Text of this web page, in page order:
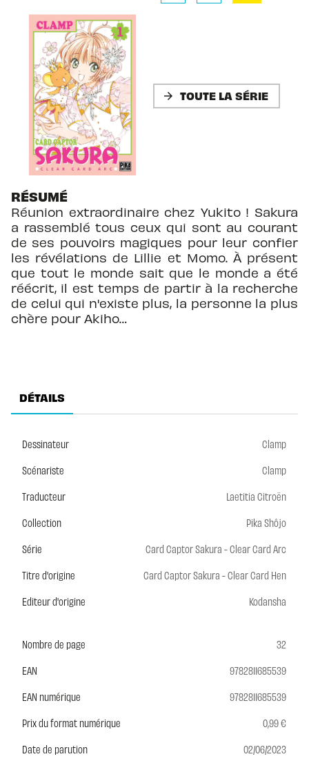
arrow_forward TOUTE LA SÉRIE
RÉSUMÉ
Réunion extraordinaire chez Yukito ! Sakura
a rassemblé tous ceux qui sont au courant
de ses pouvoirs magiques pour leur confier
les révélations de Lillie et Momo. À présent
que tout le monde sait que le monde a été
réécrit, il est temps de partir à la recherche
de celui qui n'existe plus, la personne la plus
chère pour Akiho…
DÉTAILS
Dessinateur
Clamp
Scénariste
Clamp
Traducteur
Laetitia Citroën
Collection
Pika Shôjo
Série
Card Captor Sakura - Clear Card Arc
Titre d'origine
Card Captor Sakura - Clear Card Hen
Editeur d'origine
Kodansha
Nombre de page
32
EAN
9782811685539
EAN numérique
9782811685539
Prix du format numérique
0,99 €
Date de parution
02/06/2023